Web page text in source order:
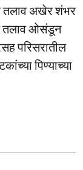
तलाव अखेर शंभर
तलाव ओसंडून
परिसरातील
पिण्याच्या